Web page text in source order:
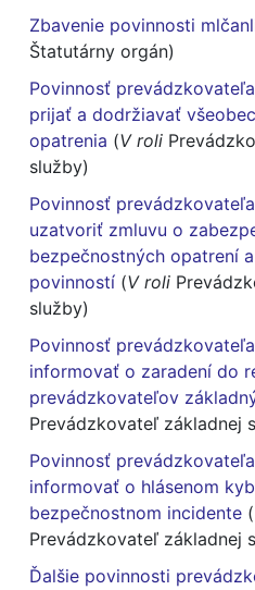
Zbavenie povinnosti
Štatutárny orgán)
Povinnosť
prijať a dodržiavať
opatrenia (V roli
služby)
Povinnosť
uzatvoriť zmluvu o
bezpečnostných opatrení
povinností (V roli
služby)
Povinnosť
informovať o zaradení do
prevádzkovateľov
Prevádzkovateľ základnej
Povinnosť
informovať o hlásenom
bezpečnostnom incidente (
Prevádzkovateľ základnej
Ďalšie povinnosti